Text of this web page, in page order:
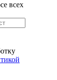
всех